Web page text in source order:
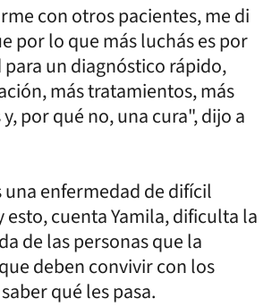
con otros pacientes, me di
por lo que más luchás es por
un diagnóstico rápido,
más tratamientos, más
por qué no, una cura", dijo a
una enfermedad de difícil
esto, cuenta Yamila, dificulta la
de las personas que la
deben convivir con los
qué les pasa.